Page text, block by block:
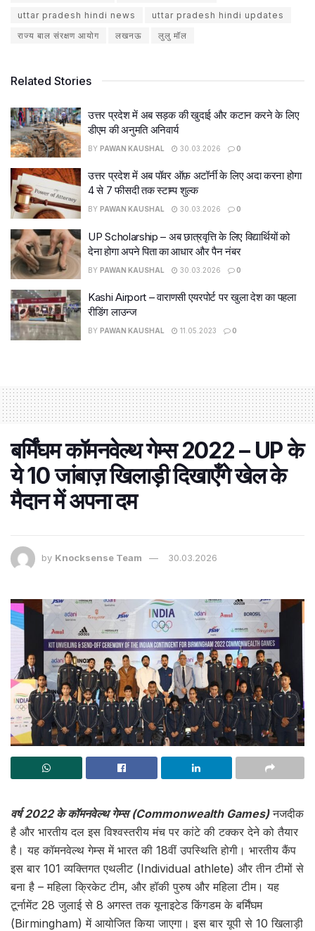
uttar pradesh hindi news
uttar pradesh hindi updates
राज्य बाल संरक्षण आयोग
लखनऊ लुलु मॉल
Related Stories
उत्तर प्रदेश में अब सड़क की खुदाई और कटान करने के लिए
डीएम की अनुमति अनिवार्य
BY PAWAN KAUSHAL 30.03.2026 0
उत्तर प्रदेश में अब पॉवर ऑफ़ अटॉर्नी के लिए अदा करना होगा
4 से 7 फीसदी तक स्टाम्प शुल्क
BY PAWAN KAUSHAL 30.03.2026 0
UP Scholarship – अब छात्रवृत्ति के लिए विद्यार्थियों को
देना होगा अपने पिता का आधार और पैन नंबर
BY PAWAN KAUSHAL 30.03.2026 0
Kashi Airport – वाराणसी एयरपोर्ट पर खुला देश का पहला
रीडिंग लाउन्ज
BY PAWAN KAUSHAL 11.05.2023 0
बर्मिंघम कॉमनवेल्थ गेम्स 2022 – UP के
ये 10 जांबाज़ खिलाड़ी दिखाएँगे खेल के
मैदान में अपना दम
by Knocksense Team 30.03.2026
वर्ष 2022 के कॉमनवेल्थ गेम्स (Commonwealth Games)नजदीक
है और भारतीय दल इस विश्वस्तरीय मंच पर कांटे की टक्कर देने को तैयार
है। यह कॉमनवेल्थ गेम्स में भारत की 18वीं उपस्थिति होगी। भारतीय कैंप
इस बार 101 व्यक्तिगत एथलीट (Individual athlete) और तीन टीमों से
बना है – महिला क्रिकेट टीम, और हॉकी पुरुष और महिला टीम। यह
टूर्नामेंट 28 जुलाई से 8 अगस्त तक यूनाइटेड किंगडम के बर्मिंघम
(Birmingham) में आयोजित किया जाएगा। इस बार यूपी से 10 खिलाड़ी